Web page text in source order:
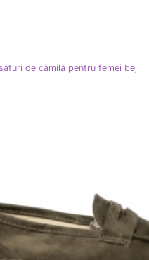
de cămilă pentru femei bej